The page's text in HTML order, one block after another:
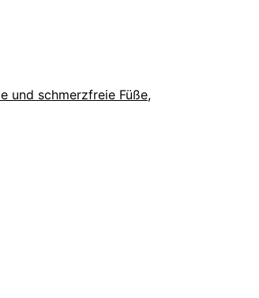
und schmerzfreie Füße,